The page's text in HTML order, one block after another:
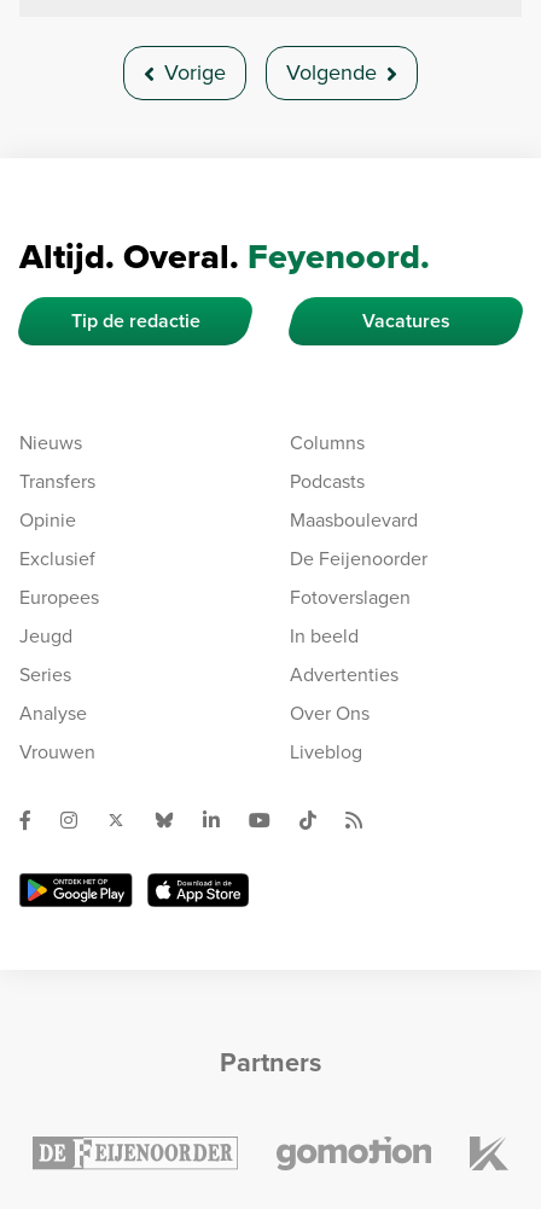
Vorige Volgende
Altijd. Overal. Feyenoord.
Tip de redactie Vacatures
Nieuws
Transfers
Opinie
Exclusief
Europees
Jeugd
Series
Analyse
Vrouwen
Columns
Podcasts
Maasboulevard
De Feijenoorder
Fotoverslagen
In beeld
Advertenties
Over Ons
Liveblog
Partners